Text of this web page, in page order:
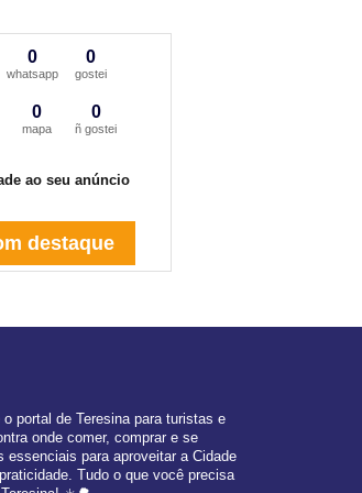
0
whatsapp
0
gostei
0
mapa
0
ñ gostei
ao seu anúncio
destaque
portal de Teresina para turistas e
onde comer, comprar e se
essenciais para aproveitar a Cidade
Tudo o que você precisa